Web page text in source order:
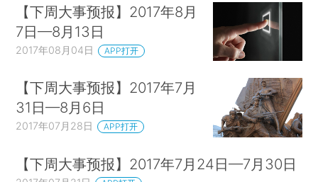
【下周大事预报】2017年8月
7日—8月13日
2017年08月04日 APP打开
【下周大事预报】2017年7月
31日—8月6日
2017年07月28日 APP打开
【下周大事预报】2017年7月24日—7月30日